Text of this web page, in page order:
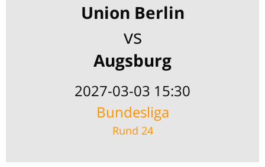
Union Berlin
vs
Augsburg
2027-03-03 15:30
Bundesliga
Rund 24